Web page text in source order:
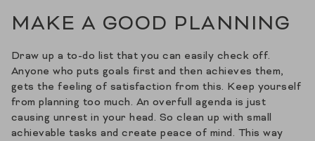
MAKE A GOOD PLANNING
Draw up a to-do list that you can easily check off.
Anyone who puts goals first and then achieves them,
gets the feeling of satisfaction from this. Keep yourself
from planning too much. An overfull agenda is just
causing unrest in your head. So clean up with small
achievable tasks and create peace of mind. This way